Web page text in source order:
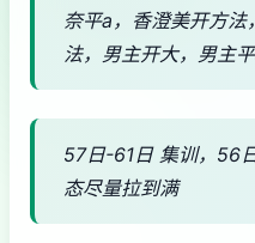
奈平a，香澄美开方
法，男主开大，男主
57日-61日 集训，56
态尽量拉到满